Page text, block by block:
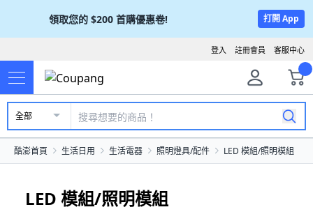
領取您的 $200 首購優惠卷! 打開 App
客服中心
註冊會員
登入
全部
酷澎首頁 生活日用 生活電器 照明燈具/配件 LED 模組/照明模組
LED 模組/照明模組